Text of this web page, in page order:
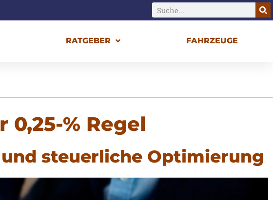
RATGEBER FAHRZEUGE
0,25-% Regel
steuerliche Optimierung